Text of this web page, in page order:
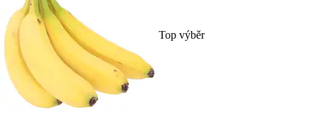
Top výběr